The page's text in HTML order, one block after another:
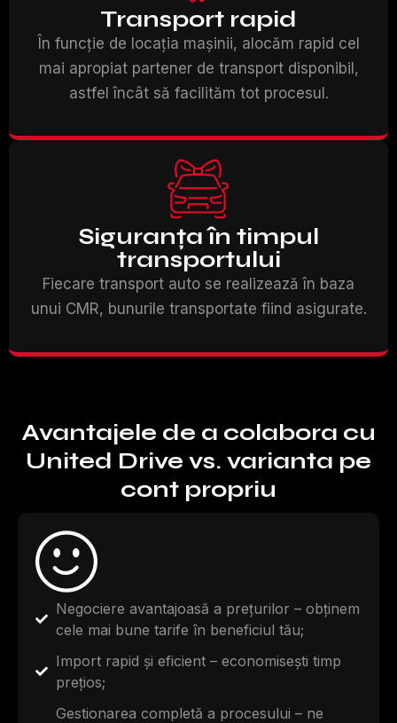
Transport rapid
În funcție de locația mașinii, alocăm rapid cel
mai apropiat partener de transport disponibil,
astfel încât să facilităm tot procesul.
Siguranța în timpul
transportului
Fiecare transport auto se realizează în baza
unui CMR, bunurile transportate fiind asigurate.
Avantajele de a colabora cu
United Drive vs. varianta pe
cont propriu
Negociere avantajoasă a prețurilor – obținem
cele mai bune tarife în beneficiul tău;
Import rapid și eficient – economisești timp
prețios;
Gestionarea completă a procesului – ne